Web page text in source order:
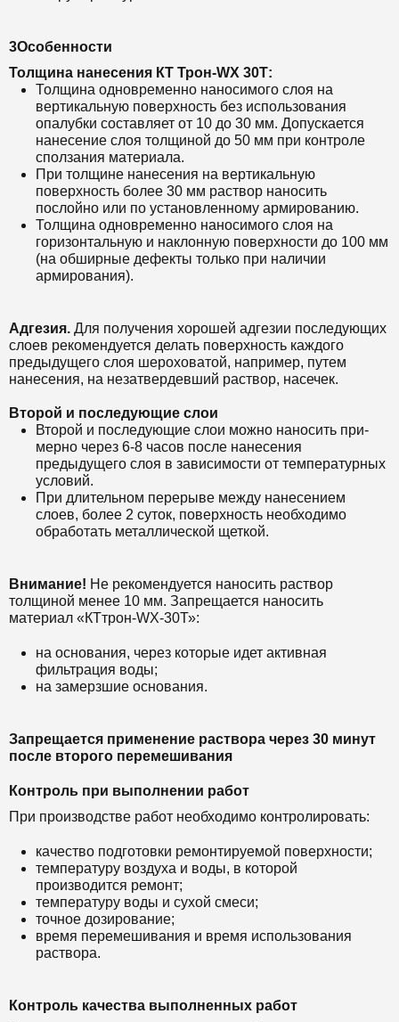
3Особенности
Толщина нанесения КТ Трон-WX 30Т:
Толщина одновременно наносимого слоя на
вертикальную поверхность без использования
опалубки составляет от 10 до 30 мм. Допускается
нанесение слоя толщиной до 50 мм при контроле
сползания материала.
При толщине нанесения на вертикальную
поверхность более 30 мм раствор наносить
послойно или по установленному армированию.
Толщина одновременно наносимого слоя на
горизонтальную и наклонную поверхности до 100 мм
(на обширные дефекты только при наличии
армирования).
Адгезия. Для получения хорошей адгезии последующих
слоев рекомендуется делать поверхность каждого
предыдущего слоя шероховатой, например, путем
нанесения, на незатвердевший раствор, насечек.
Второй и последующие слои
Второй и последующие слои можно наносить при-
мерно через 6-8 часов после нанесения
предыдущего слоя в зависимости от температурных
условий.
При длительном перерыве между нанесением
слоев, более 2 суток, поверхность необходимо
обработать металлической щеткой.
Внимание! Не рекомендуется наносить раствор
толщиной менее 10 мм. Запрещается наносить
материал «КТтрон-WX-30Т»:
на основания, через которые идет активная
фильтрация воды;
на замерзшие основания.
Запрещается применение раствора через 30 минут
после второго перемешивания
Контроль при выполнении работ
При производстве работ необходимо контролировать:
качество подготовки ремонтируемой поверхности;
температуру воздуха и воды, в которой
производится ремонт;
температуру воды и сухой смеси;
точное дозирование;
время перемешивания и время использования
раствора.
Контроль качества выполненных работ